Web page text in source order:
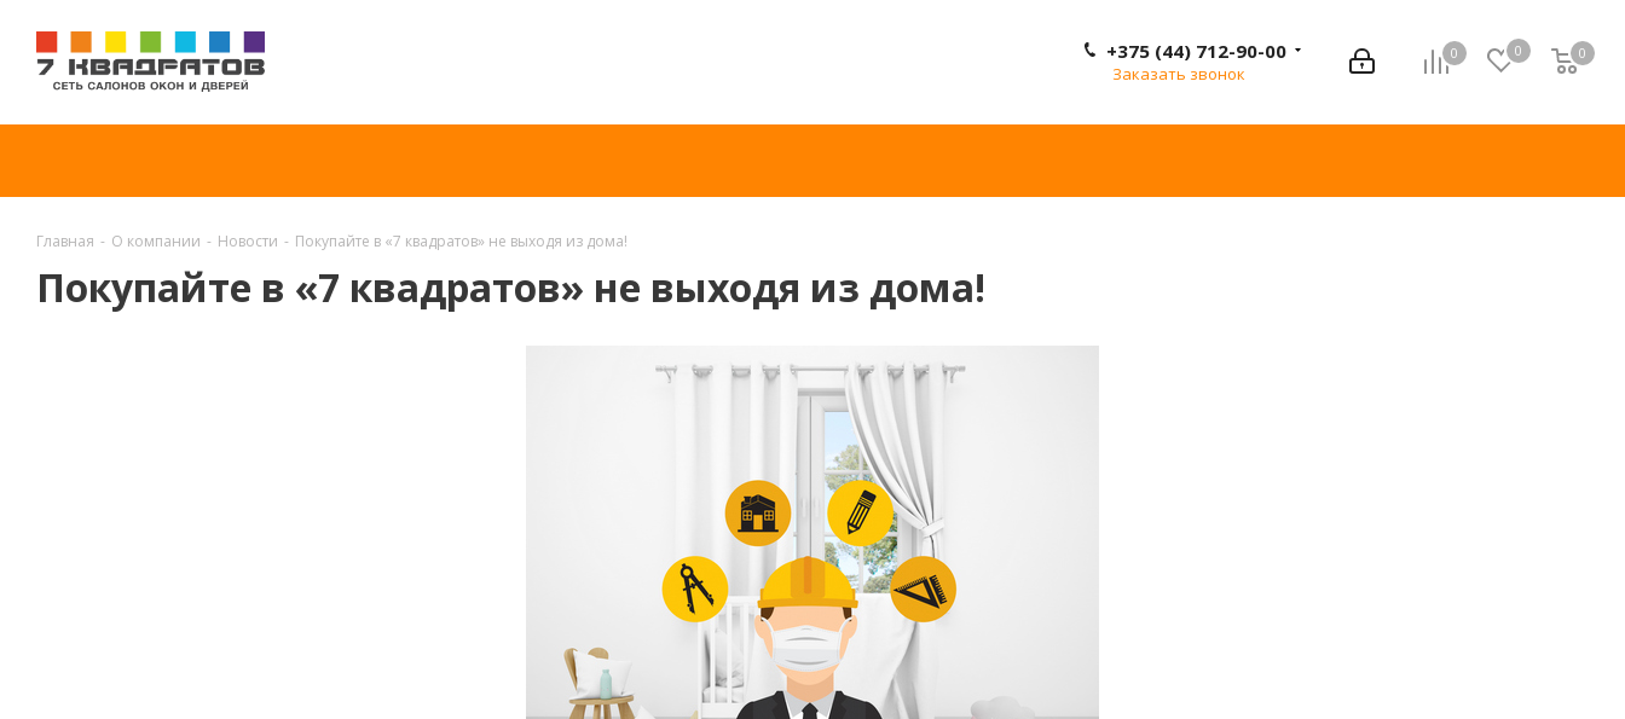
0 0 0
0
+375 (44) 712-90-00
Заказать звонок
Главная - О компании - Новости - Покупайте в «7 квадратов» не выходя из дома!
Покупайте в «7 квадратов» не выходя из дома!